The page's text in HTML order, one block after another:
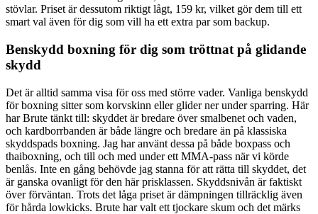
stövlar. Priset är dessutom riktigt lågt, 159 kr, vilket gör dem till ett
smart val även för dig som vill ha ett extra par som backup.
Benskydd boxning för dig som tröttnat på glidande
skydd
Det är alltid samma visa för oss med större vader. Vanliga benskydd
för boxning sitter som korvskinn eller glider ner under sparring. Här
har Brute tänkt till: skyddet är bredare över smalbenet och vaden,
och kardborrbanden är både längre och bredare än på klassiska
skyddspads boxning. Jag har använt dessa på både boxpass och
thaiboxning, och till och med under ett MMA-pass när vi körde
benlås. Inte en gång behövde jag stanna för att rätta till skyddet, det
är ganska ovanligt för den här prisklassen. Skyddsnivån är faktiskt
över förväntan. Trots det låga priset är dämpningen tillräcklig även
för hårda lowkicks. Brute har valt ett tjockare skum och det märks